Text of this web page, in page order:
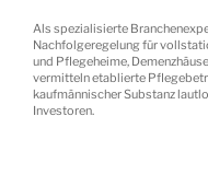
Als spezialisierte
Nachfolgeregelung für
und Pflegeheime,
vermitteln etablierte
kaufmännischer Substanz
Investoren.